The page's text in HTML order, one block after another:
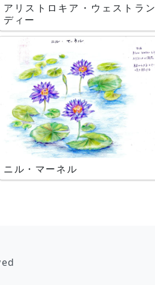
アリストロキア・ウェストラン
ディー
ニル・マーネル